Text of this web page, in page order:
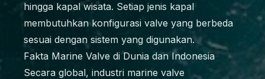
hingga kapal wisata. Setiap jenis kapal
membutuhkan konfigurasi valve yang berbeda
sesuai dengan sistem yang digunakan.
Fakta Marine Valve di Dunia dan Indonesia
Secara global, industri marine valve